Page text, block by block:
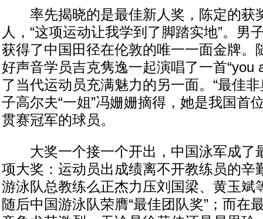
率先揭晓的是最佳新人奖，陈定的获
人，“这项运动让我学到了脚踏实地”。男
获得了中国田径在伦敦的唯一一面金牌。
好声音学员吉克隽逸一起演唱了一首“you
了当代运动员充满魅力的另一面。“最佳
子高尔夫“一姐”冯姗姗摘得，她是我国首
贯赛冠军的球员。
大奖一个接一个开出，中国泳军成了
项大奖：运动员出成绩离不开教练员的辛
游泳队总教练么正杰力压刘国梁、黄玉斌
随后中国游泳队荣膺“最佳团队奖”；而在